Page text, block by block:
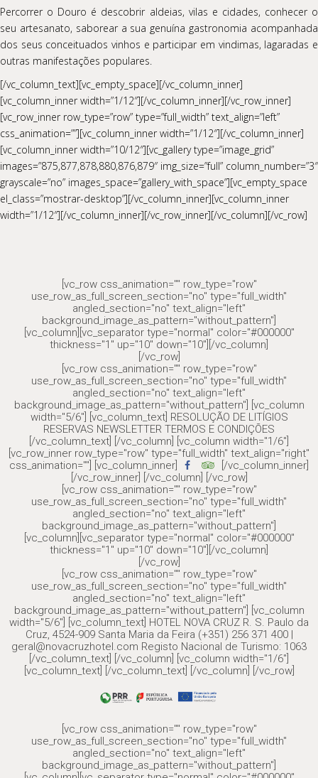
Percorrer o Douro é descobrir aldeias, vilas e cidades, conhecer o
seu artesanato, saborear a sua genuína gastronomia acompanhada
dos seus conceituados vinhos e participar em vindimas, lagaradas e
outras manifestações populares.
[/vc_column_text][vc_empty_space][/vc_column_inner]
[vc_column_inner width=”1/12″][/vc_column_inner][/vc_row_inner]
[vc_row_inner row_type=”row” type=”full_width” text_align=”left”
css_animation=””][vc_column_inner width=”1/12″][/vc_column_inner]
[vc_column_inner width=”10/12″][vc_gallery type=”image_grid”
images=”875,877,878,880,876,879″ img_size=”full” column_number=”3″
grayscale=”no” images_space=”gallery_with_space”][vc_empty_space
el_class=”mostrar-desktop”][/vc_column_inner][vc_column_inner
width=”1/12″][/vc_column_inner][/vc_row_inner][/vc_column][/vc_row]
[vc_row css_animation="" row_type="row"
use_row_as_full_screen_section="no" type="full_width"
angled_section="no" text_align="left"
background_image_as_pattern="without_pattern"]
[vc_column][vc_separator type="normal" color="#000000"
thickness="1" up="10" down="10"][/vc_column]
[/vc_row]
[vc_row css_animation="" row_type="row"
use_row_as_full_screen_section="no" type="full_width"
angled_section="no" text_align="left"
background_image_as_pattern="without_pattern"] [vc_column
width="5/6"] [vc_column_text] RESOLUÇÃO DE LITÍGIOS
RESERVAS NEWSLETTER TERMOS E CONDIÇÕES
[/vc_column_text] [/vc_column] [vc_column width="1/6"]
[vc_row_inner row_type="row" type="full_width" text_align="right"
css_animation=""] [vc_column_inner]
[/vc_column_inner]
[/vc_row_inner] [/vc_column] [/vc_row]
[vc_row css_animation="" row_type="row"
use_row_as_full_screen_section="no" type="full_width"
angled_section="no" text_align="left"
background_image_as_pattern="without_pattern"]
[vc_column][vc_separator type="normal" color="#000000"
thickness="1" up="10" down="10"][/vc_column]
[/vc_row]
[vc_row css_animation="" row_type="row"
use_row_as_full_screen_section="no" type="full_width"
angled_section="no" text_align="left"
background_image_as_pattern="without_pattern"] [vc_column
width="5/6"] [vc_column_text] HOTEL NOVA CRUZ R. S. Paulo da
Cruz, 4524-909 Santa Maria da Feira (+351) 256 371 400 |
geral@novacruzhotel.com Registo Nacional de Turismo: 1063
[/vc_column_text] [/vc_column] [vc_column width="1/6"]
[vc_column_text] [/vc_column_text] [/vc_column] [/vc_row]
[vc_row css_animation="" row_type="row"
use_row_as_full_screen_section="no" type="full_width"
angled_section="no" text_align="left"
background_image_as_pattern="without_pattern"]